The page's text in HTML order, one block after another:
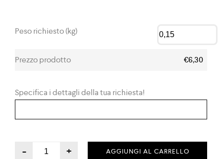
Peso richiesto (kg)
Prezzo prodotto €6,30
Specifica i dettagli della tua richiesta!
- + AGGIUNGI AL CARRELLO